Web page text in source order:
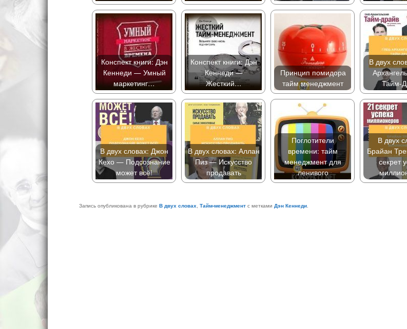
Конспект книги: Дэн
Кеннеди — Умный
маркетинг…
Конспект книги: Дэн
Кеннеди —
Жесткий…
Принцип помидора
тайм менеджмент
В двух
Тайм-
В двух словах: Джон
Кехо — Подсознание
может всё!
В двух словах: Аллан
Пиз — Искусство
продавать
Поглотители
времени: тайм
менеджмент для
ленивого
В двух
Брайан
секрет
Запись опубликована в рубрикеВ двух словах,Тайм-менеджмент с меткамиДэн Кеннеди.